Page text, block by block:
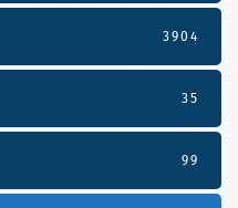
3904
35
99